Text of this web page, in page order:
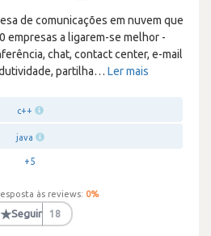
de comunicações em nuvem que
empresas a ligarem-se melhor -
chat, contact center, e-mail
partilha… Ler mais
c++
java
+5
às reviews: 0%
★Seguir 18